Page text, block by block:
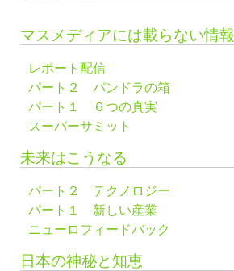
マスメディアには載らない情報
レポート配信
パート２ パンドラの箱
パート１ ６つの真実
スーパーサミット
未来はこうなる
パート２ テクノロジー
パート１ 新しい産業
ニューロフィードバック
日本の神秘と知恵